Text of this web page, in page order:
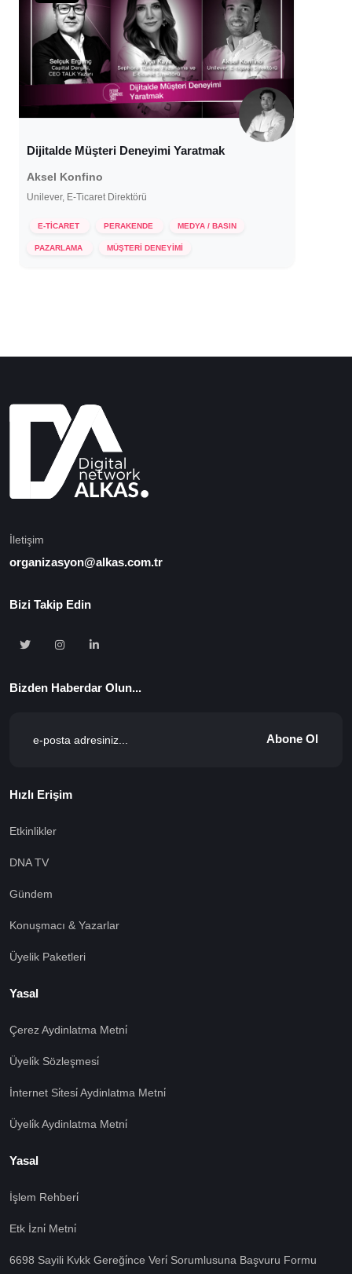
Dijitalde Müşteri Deneyimi Yaratmak
Aksel Konfino
Unilever, E-Ticaret Direktörü
E-TİCARET PERAKENDE MEDYA / BASIN
PAZARLAMA MÜŞTERİ DENEYİMİ
İletişim
organizasyon@alkas.com.tr
Bizi Takip Edin
Bizden Haberdar Olun...
Abone Ol
Hızlı Erişim
Etkinlikler
DNA TV
Gündem
Konuşmacı & Yazarlar
Üyelik Paketleri
Yasal
Çerez Aydinlatma Metni̇
Üyeli̇k Sözleşmesi̇
İnternet Si̇tesi̇ Aydinlatma Metni̇
Üyeli̇k Aydinlatma Metni̇
Yasal
İşlem Rehberi̇
Etk İzni̇ Metni̇
6698 Sayili Kvkk Gereği̇nce Veri̇ Sorumlusuna Başvuru Formu